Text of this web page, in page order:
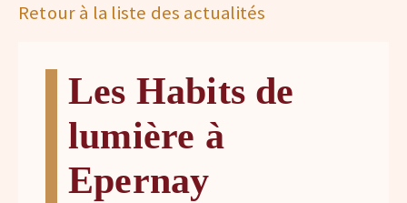
Retour à la liste des actualités
Les Habits de
lumière à
Epernay